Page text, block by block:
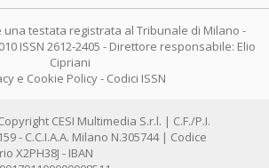
una testata registrata al Tribunale di Milano -
ISSN 2612-2405 - Direttore responsabile: Elio
Cipriani
e Cookie Policy- Codici ISSN
CESI Multimedia S.r.l. | C.F./P.I.
- C.C.I.A.A. Milano N.305744 | Codice
X2PH38J - IBAN